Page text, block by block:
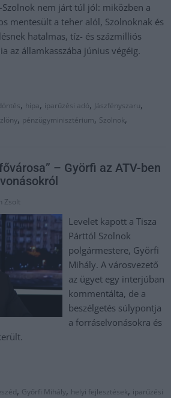
Szolnok nem járt túl jól: miközben a
mentesült a teher alól, Szolnoknak és
hatalmas, tíz- és százmilliós
az államkasszába június végéig.
, hipa, iparűzési adó, Jászfényszaru,
, pénzügyminisztérium, Szolnok,
– Györfi az ATV-ben
Zsolt
Levelet kapott a Tisza
Párttól Szolnok
polgármestere, Györfi
Mihály. A városvezető
az ügyet egy interjúban
kommentálta, de a
beszélgetés súlypontja
a forráselvonásokra és
, Győrfi Mihály, helyi fejlesztések, iparűzési